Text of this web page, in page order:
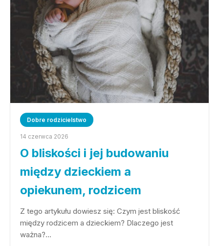
Dobre rodzicielstwo
14 czerwca 2026
O bliskości i jej budowaniu
między dzieckiem a
opiekunem, rodzicem
Z tego artykułu dowiesz się: Czym jest bliskość
między rodzicem a dzieckiem? Dlaczego jest
ważna?…